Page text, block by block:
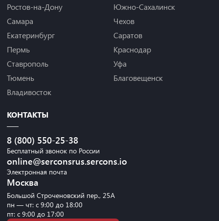
Ростов-на-Дону
Самара
Екатеринбург
Пермь
Ставрополь
Тюмень
Владивосток
Южно-Сахалинск
Чехов
Саратов
Краснодар
Уфа
Благовещенск
КОНТАКТЫ
8 (800) 550-25-38
Бесплатный звонок по России
online@serconsrus.sercons.io
Электронная почта
Москва
Большой Строченовский пер., 25А
пн — чт: с 9:00 до 18:00
пт: с 9:00 до 17:00